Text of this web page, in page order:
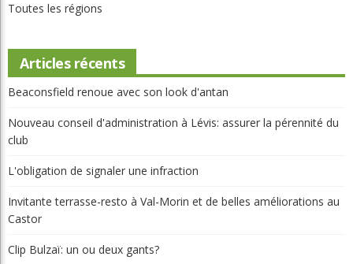
Toutes les régions
Articles récents
Beaconsfield renoue avec son look d'antan
Nouveau conseil d'administration à Lévis: assurer la pérennité du
club
L'obligation de signaler une infraction
Invitante terrasse-resto à Val-Morin et de belles améliorations au
Castor
Clip Bulzaï: un ou deux gants?